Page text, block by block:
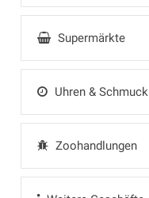
Supermärkte
Uhren & Schmuck
Zoohandlungen